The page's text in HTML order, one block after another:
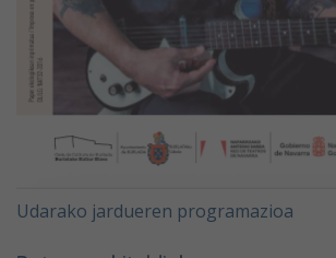
Udarako jardueren programazioa